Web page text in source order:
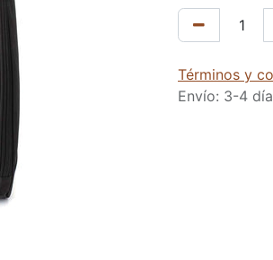
Términos y
Envío: 3-4